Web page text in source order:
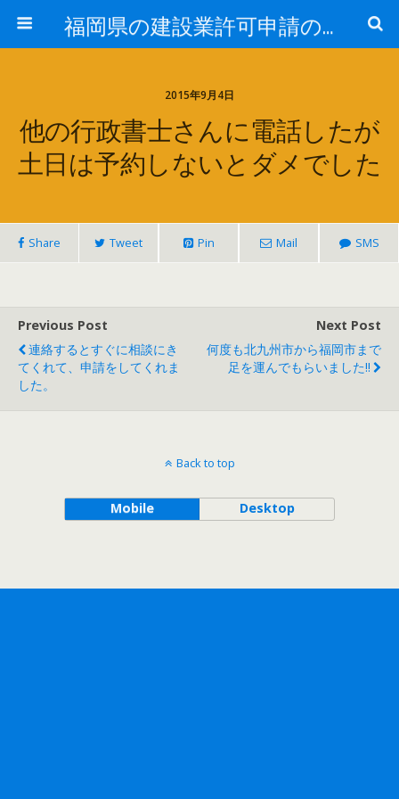
福岡県の建設業許可申請のことなら福岡建設業許可サポートセンター
2015年9月4日
他の行政書士さんに電話したが
土日は予約しないとダメでした
Share Tweet Pin Mail SMS
Previous Post
連絡するとすぐに相談にき
てくれて、申請をしてくれま
した。
Next Post
何度も北九州市から福岡市まで
足を運んでもらいました!!
Back to top
Mobile Desktop